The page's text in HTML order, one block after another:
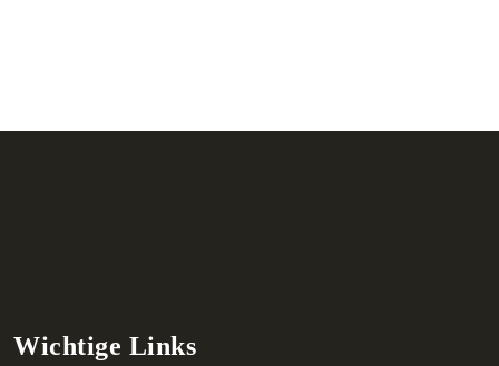
Wichtige Links